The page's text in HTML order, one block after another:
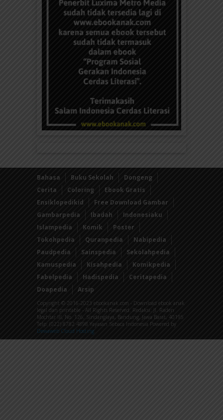
Bahasa Buku Sekolah
Dongeng
Cerita
Coloring
Ebook Gratis
Ensiklopedikid
Free Download Gambar
Gambarpedia
Ibadah
Indonesiaku
Islampedia
Komik
Poster
Tokohpedia
Quranpedia
Nabipedia
Paudpedia
Sainspedia
Sekolahpedia
Kamuspedia
Kisahpedia
Komikpedia
Fabelpedia
Hadispedia
Ceritapedia
Doapedia
Arsip
Copyright © 2016-2023 ebookanak.com - Download ebook anak
legal dan printable - All Rights Reserved. Redaksi: Jl. Raden
Mochtar III, No. 126, Sindanglaya, Bandung, Jawa Barat, 40195
Telp: (022) 8782 4898 Yayasan Sebaca Indonesia Powered by
Dewaweb Cloud Hosting